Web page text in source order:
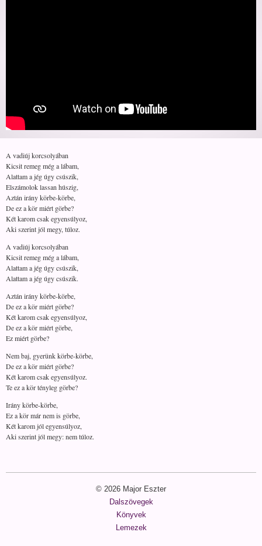
A vadiúj korcsolyában
Kicsit remeg még a lábam,
Alattam a jég úgy csúszik,
Elszámolok lassan húszig,
Aztán irány körbe-körbe,
De ez a kör miért görbe?
Két karom csak egyensúlyoz,
Aki szerint jól megy, túloz.
A vadiúj korcsolyában
Kicsit remeg még a lábam,
Alattam a jég úgy csúszik,
Alattam a jég úgy csúszik.
Aztán irány körbe-körbe,
De ez a kör miért görbe?
Két karom csak egyensúlyoz,
De ez a kör miért görbe,
Ez miért görbe?
Nem baj, gyerünk körbe-körbe,
De ez a kör miért görbe?
Két karom csak egyensúlyoz.
Te ez a kör tényleg görbe?
Irány körbe-körbe,
Ez a kör már nem is görbe,
Két karom jól egyensúlyoz,
Aki szerint jól megy: nem túloz.
© 2026 Major Eszter
Dalszövegek
Könyvek
Lemezek